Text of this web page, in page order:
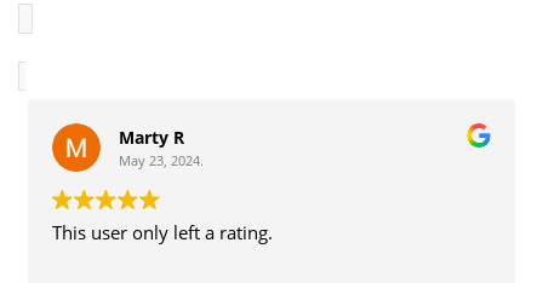
CONTACT
✦ AVIS ✦
Marty R
May 23, 2024.
This user only left a rating.